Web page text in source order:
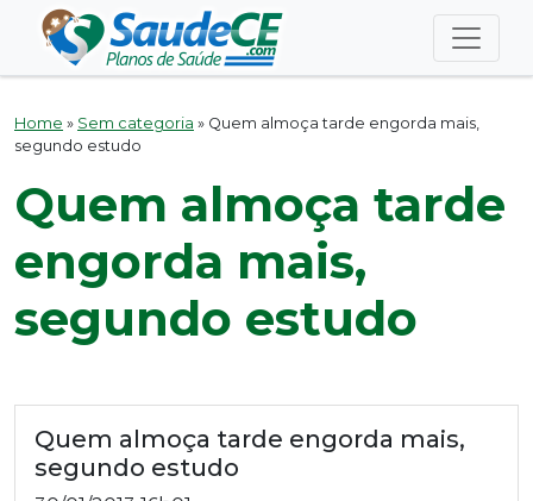
Home » Sem categoria » Quem almoça tarde engorda mais,
segundo estudo
Quem almoça tarde
engorda mais,
segundo estudo
Quem almoça tarde engorda mais,
segundo estudo